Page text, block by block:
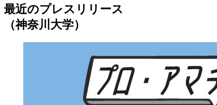
最近のプレスリリース
（神奈川大学）